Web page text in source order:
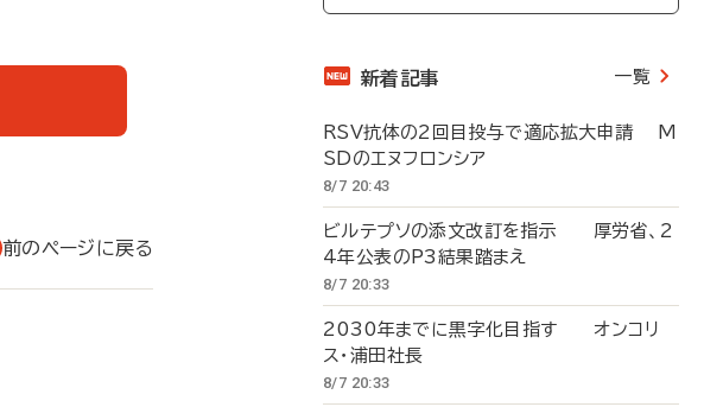
前のページに戻る
新着記事 一覧
RSV抗体の2回目投与で適応拡大申請 M
SDのエヌフロンシア
8/7 20:43
ビルテプソの添文改訂を指示 厚労省、2
4年公表のP3結果踏まえ
8/7 20:33
2030年までに黒字化目指す オンコリ
ス・浦田社長
8/7 20:33